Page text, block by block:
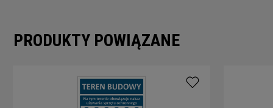
PRODUKTY POWIĄZANE